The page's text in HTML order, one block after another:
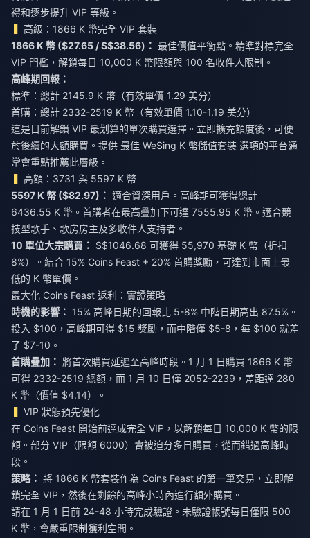
禮和逐步提升 VIP 等級。
高級：1866 K 幣完全 VIP 套裝
1866 K 幣 ($27.65 / S$38.56)： 最佳價值平衡點。精準對標完全
VIP 門檻，解鎖每日 10,000 K 幣限額與 100 名收件人限制。
高峰期回報：
標準：總計 2145.9 K 幣（有效單價 1.29 美分）
首購：總計 2332-2519 K 幣（有效單價 1.10-1.19 美分）
這是目前解鎖 VIP 最划算的單次購買選擇。立即擴充額度後，可便
於後續的大額購買。提供 最佳 WeSing K 幣儲值套裝 選項的平台通
常會重點推薦此層級。
高額：3731 與 5597 K 幣
5597 K 幣 ($82.97)： 適合資深用戶。高峰期可獲得總計
6436.55 K 幣。首購者在最高疊加下可達 7555.95 K 幣。適合競
技型歌手、歌房房主及多收件人支持者。
10 單位大宗購買： S$1046.68 可獲得 55,970 基礎 K 幣（折扣
8%）。結合 15% Coins Feast + 20% 首購獎勵，可達到市面上最
低的 K 幣單價。
最大化 Coins Feast 返利：實證策略
時機的影響： 15% 高峰日期的回報比 5-8% 中階日期高出 87.5%。
投入 $100，高峰期可得 $15 獎勵，而中階僅 $5-8，每 $100 就差
了 $7-10。
首購疊加： 將首次購買延遲至高峰時段。1 月 1 日購買 1866 K 幣
可得 2332-2519 總額，而 1 月 10 日僅 2052-2239，差距達 280
K 幣（價值 $4.14）。
VIP 狀態預先優化
在 Coins Feast 開始前達成完全 VIP，以解鎖每日 10,000 K 幣的限
額。部分 VIP（限額 6000）會被迫分多日購買，從而錯過高峰時
段。
策略： 將 1866 K 幣套裝作為 Coins Feast 的第一筆交易，立即解
鎖完全 VIP，然後在剩餘的高峰小時內進行額外購買。
請在 1 月 1 日前 24-48 小時完成驗證。未驗證帳號每日僅限 500
K 幣，會嚴重限制獲利空間。